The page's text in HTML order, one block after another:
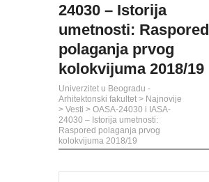
24030 – Istorija
umetnosti: Raspored
polaganja prvog
kolokvijuma 2018/19
Univerzitet u Beogradu -
Arhitektonski fakultet > Najnovije
> Vesti > OASA-24030 i IASA-
24030 – Istorija umetnosti:
Raspored polaganja prvog
kolokvijuma 2018/19